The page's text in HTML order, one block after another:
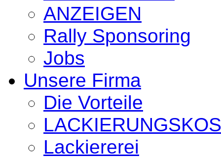
ANZEIGEN
Rally Sponsoring
Jobs
Unsere Firma
Die Vorteile
Lackiererei